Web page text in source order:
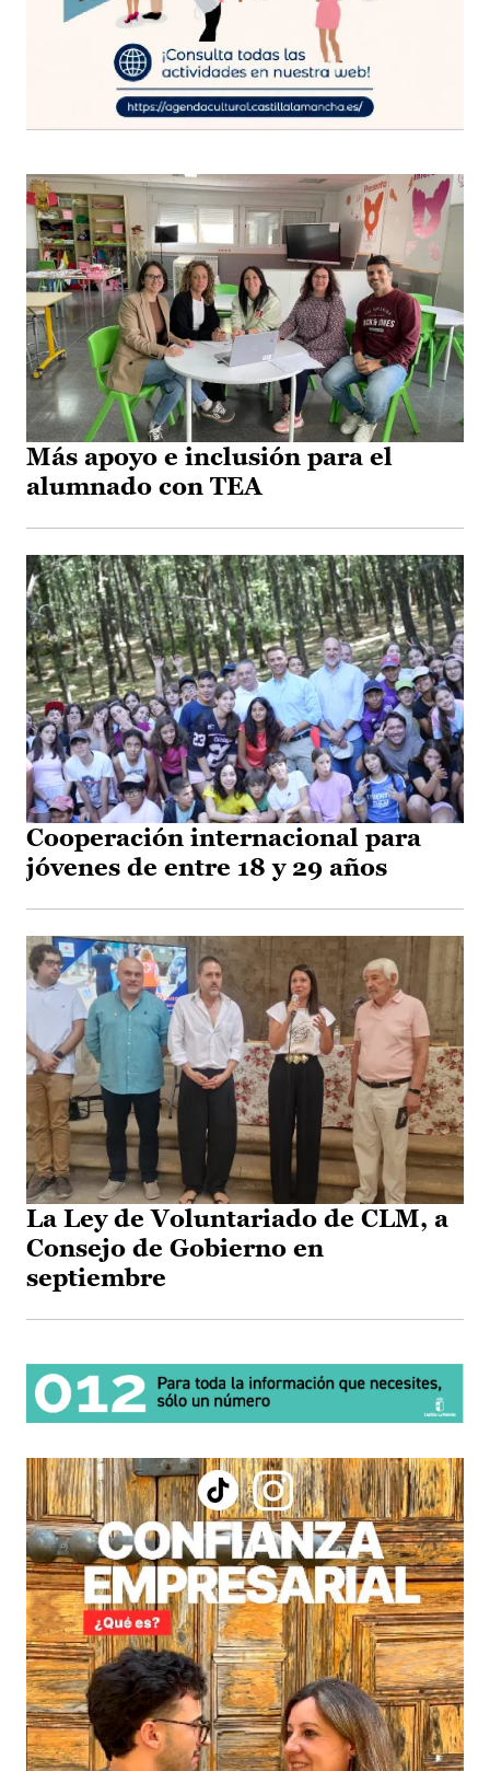
Más apoyo e inclusión para el
alumnado con TEA
Cooperación internacional para
jóvenes de entre 18 y 29 años
La Ley de Voluntariado de CLM, a
Consejo de Gobierno en
septiembre